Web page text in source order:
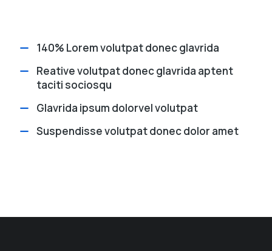
140% Lorem volutpat donec glavrida
Reative volutpat donec glavrida aptent
taciti sociosqu
Glavrida ipsum dolorvel volutpat
Suspendisse volutpat donec dolor amet